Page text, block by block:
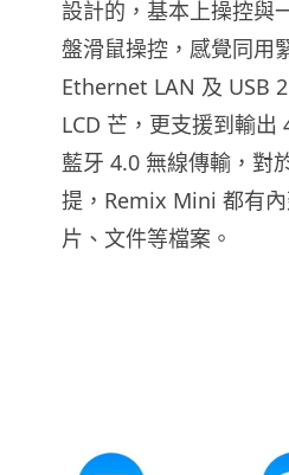
設計的，基本上操控與
盤滑鼠操控，感覺同用
Ethernet LAN 及 USB
LCD 芒，更支援到輸
藍牙 4.0 無線傳輸，對
提，Remix Mini 都有
片、文件等檔案。